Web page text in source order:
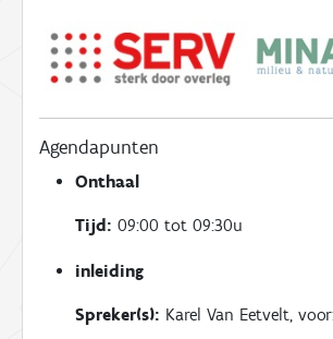
Agendapunten
Onthaal
Tijd: 09:00 tot 09:30u
inleiding
Spreker(s): Karel Van Eetvelt,